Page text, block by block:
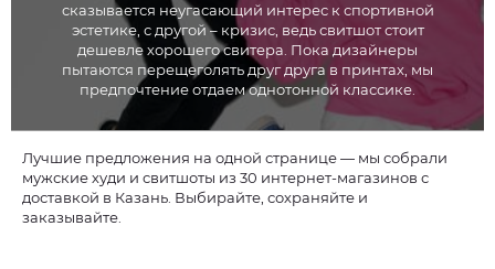
сказывается неугасающий интерес к спортивной
эстетике, с другой – кризис, ведь свитшот стоит
дешевле хорошего свитера. Пока дизайнеры
пытаются перещеголять друг друга в принтах, мы
предпочтение отдаем однотонной классике.
Лучшие предложения на одной странице — мы собрали
мужские худи и свитшоты из 30 интернет-магазинов с
доставкой в Казань. Выбирайте, сохраняйте и
заказывайте.